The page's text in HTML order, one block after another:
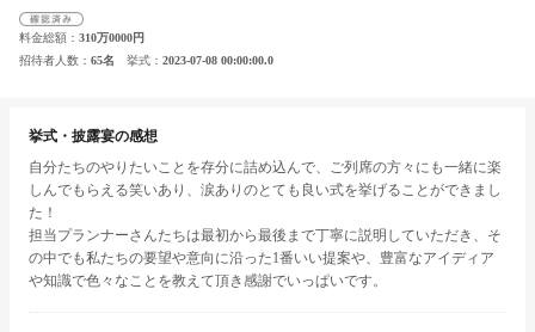
料金総額
310万0000円
招待者人数
65名 挙式 2023-07-08 00:00:00.0
挙式・披露宴の感想
自分たちのやりたいことを存分に詰め込んで、ご列席の方々にも一緒に楽
しんでもらえる笑いあり、涙ありのとても良い式を挙げることができまし
た！
担当プランナーさんたちは最初から最後まで丁寧に説明していただき、そ
の中でも私たちの要望や意向に沿った1番いい提案や、豊富なアイディア
や知識で色々なことを教えて頂き感謝でいっぱいです。